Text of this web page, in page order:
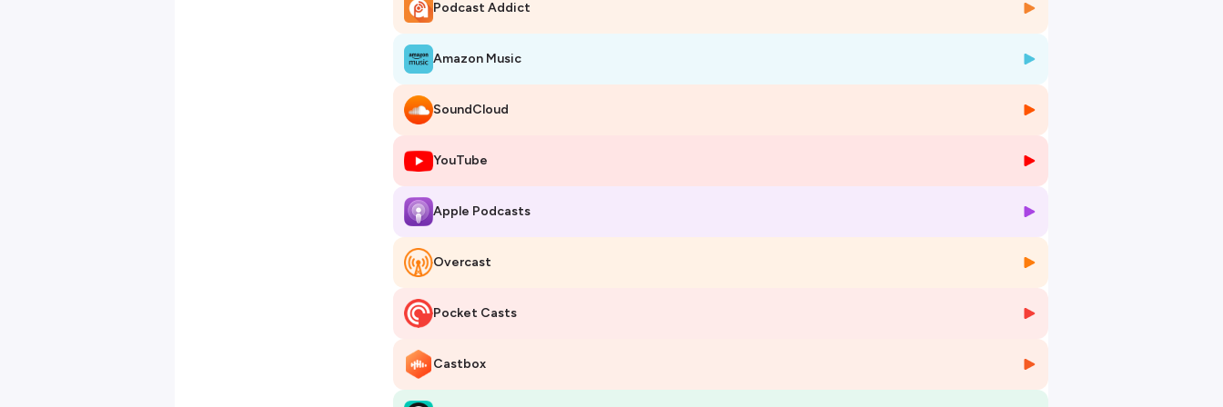
Podcast Addict
Amazon Music
SoundCloud
YouTube
Apple Podcasts
Overcast
Pocket Casts
Castbox